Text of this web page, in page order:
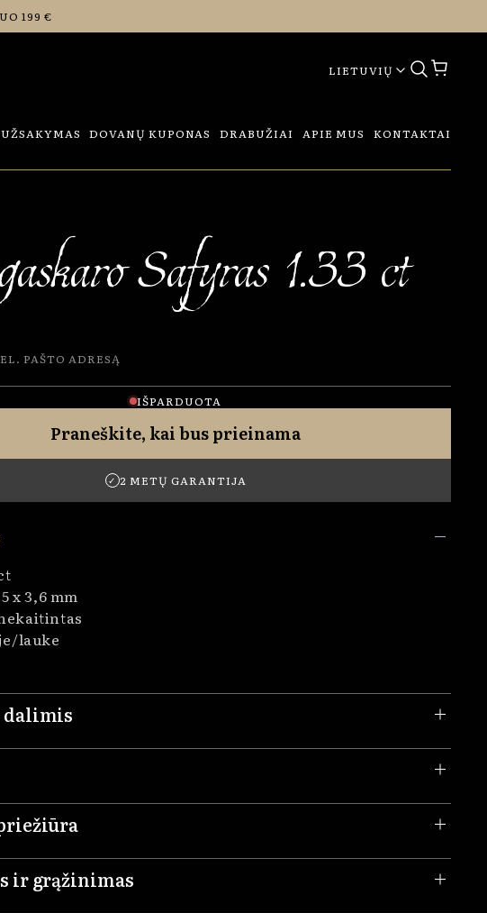
199 €
LIETUVIŲ
DOVANŲ KUPONAS DRABUŽIAI APIE MUS KONTAKTAI
Safyras 1.33 ct
IŠPARDUOTA
Praneškite, kai bus prieinama
✓ 2 METŲ GARANTIJA
x 3,6 mm
lauke
dalimis
ir grąžinimas